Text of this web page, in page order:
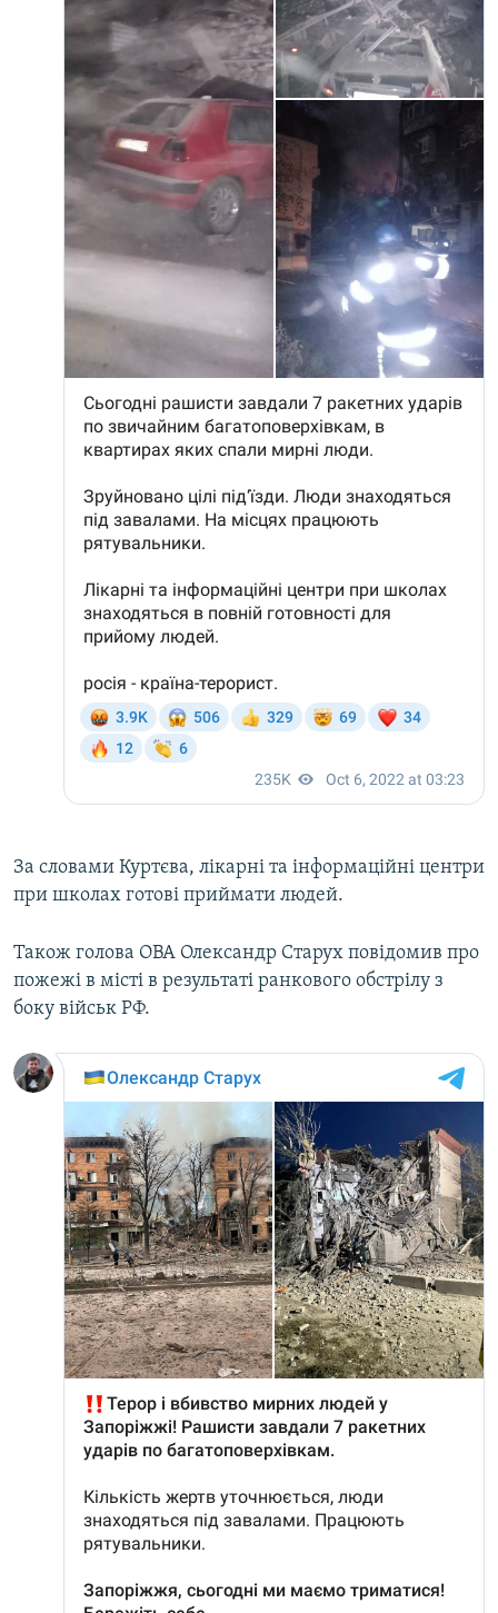
За словами Куртєва, лікарні та інформаційні центри
при школах готові приймати людей.
Також голова ОВА Олександр Старух повідомив про
пожежі в місті в результаті ранкового обстрілу з
боку військ РФ.